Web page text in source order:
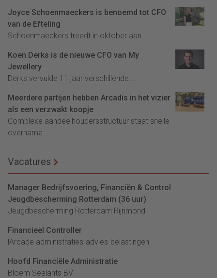
Joyce Schoenmaeckers is benoemd tot CFO
van de Efteling
Schoenmaeckers treedt in oktober aan....
Koen Derks is de nieuwe CFO van My
Jewellery
Derks vervulde 11 jaar verschillende...
Meerdere partijen hebben Arcadis in het vizier
als een verzwakt koopje
Complexe aandeelhoudersstructuur staat snelle
overname...
Vacatures
Manager Bedrijfsvoering, Financiën & Control
Jeugdbescherming Rotterdam (36 uur)
Jeugdbescherming Rotterdam Rijnmond
Financieel Controller
lArcade administraties-advies-belastingen
Hoofd Financiële Administratie
Bloem Sealants BV